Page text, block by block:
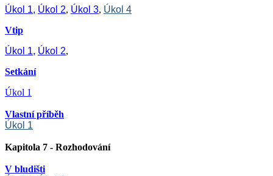
Úkol 1, Úkol 2, Úkol 3, Úkol 4
Vtip
Úkol 1, Úkol 2,
Setkání
Úkol 1
Vlastní příběh
Úkol 1
Kapitola 7 - Rozhodování
V bludišti